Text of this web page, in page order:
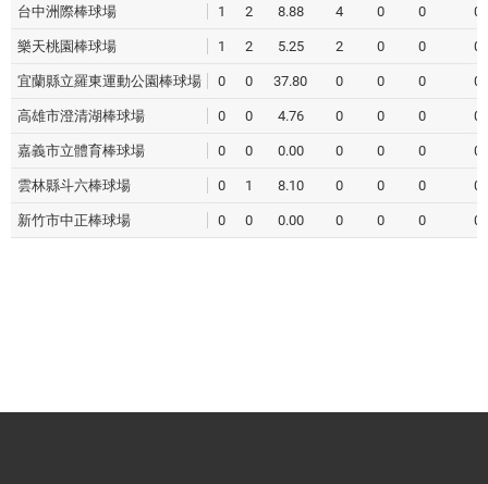
台中洲際棒球場 1 2 8.88 4 0 0 0
樂天桃園棒球場 1 2 5.25 2 0 0 0
宜蘭縣立羅東運動公園棒球場 0 0 37.80 0 0 0 0
高雄市澄清湖棒球場 0 0 4.76 0 0 0 0
嘉義市立體育棒球場 0 0 0.00 0 0 0 0
雲林縣斗六棒球場 0 1 8.10 0 0 0 0
新竹市中正棒球場 0 0 0.00 0 0 0 0